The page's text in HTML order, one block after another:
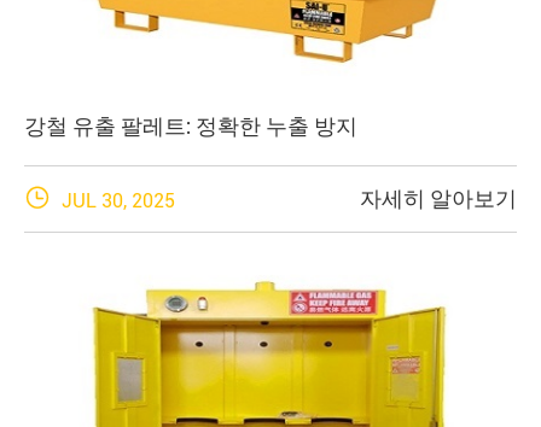
강철 유출 팔레트: 정확한 누출 방지
 JUL 30, 2025 자세히 알아보기